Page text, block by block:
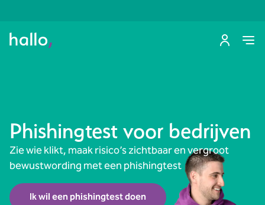
Phishingtest voor bedrijven
Zie wie klikt, maak risico’s zichtbaar en vergroot
bewustwording met een phishingtest
Ik wil een phishingtest doen